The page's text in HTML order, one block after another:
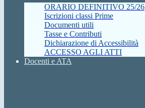
ORARIO DEFINITIVO 25/26
Iscrizioni classi Prime
Documenti utili
Tasse e Contributi
Dichiarazione di Accessibilità
ACCESSO AGLI ATTI
Docenti e ATA